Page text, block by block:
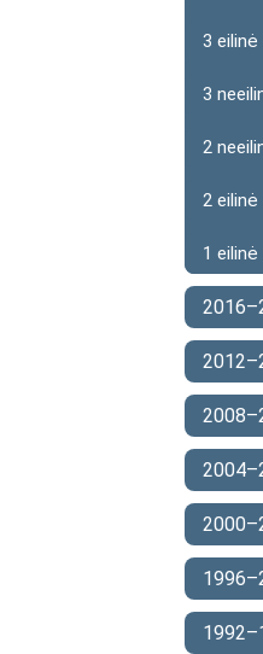
3
3
2
2
1